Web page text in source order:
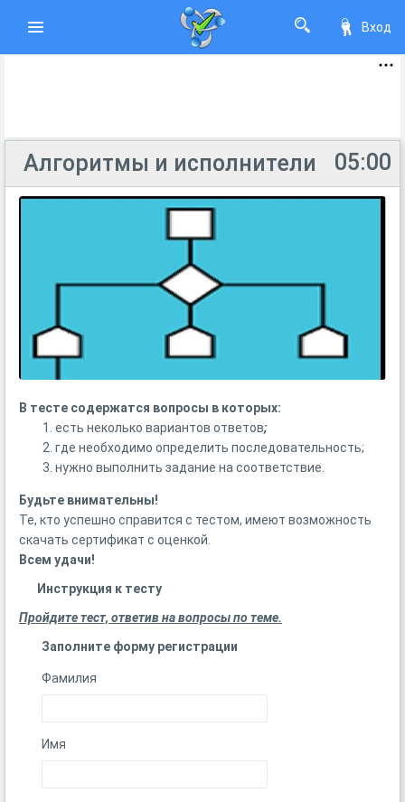
Вход
05:00
Алгоритмы и исполнители
В тесте содержатся вопросы в которых:
есть неколько вариантов ответов;
где необходимо определить последовательность;
нужно выполнить задание на соответствие.
Будьте внимательны!
Те, кто успешно справится с тестом, имеют возможность
скачать сертификат с оценкой.
Всем удачи!
Инструкция к тесту
Пройдите тест, ответив на вопросы по теме.
Заполните форму регистрации
Фамилия
Имя